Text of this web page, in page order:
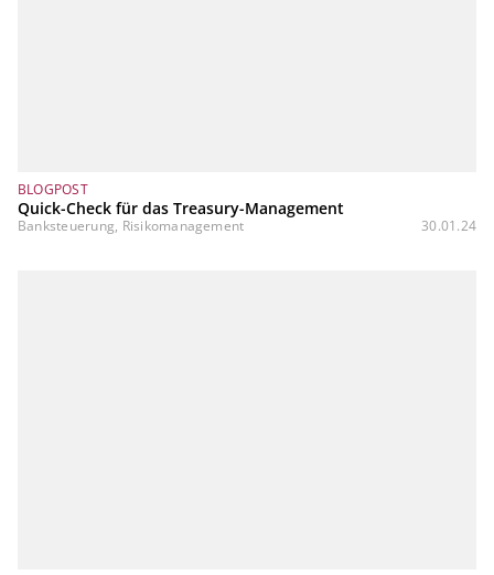
BLOGPOST
Quick-Check für das Treasury-Management
Banksteuerung, Risikomanagement 30.01.24